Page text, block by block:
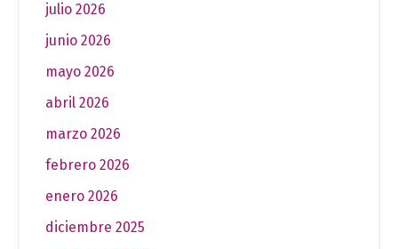
julio 2026
junio 2026
mayo 2026
abril 2026
marzo 2026
febrero 2026
enero 2026
diciembre 2025